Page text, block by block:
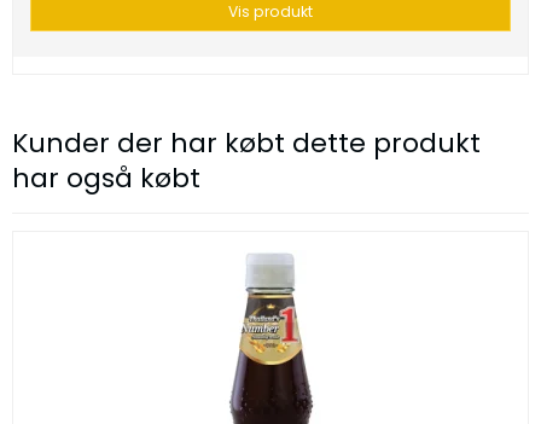
Vis produkt
Kunder der har købt dette produkt
har også købt